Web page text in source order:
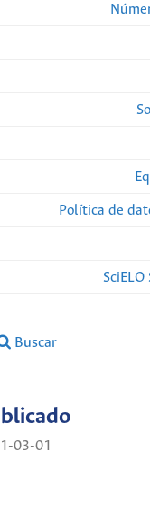
Política de
Buscar
03-01